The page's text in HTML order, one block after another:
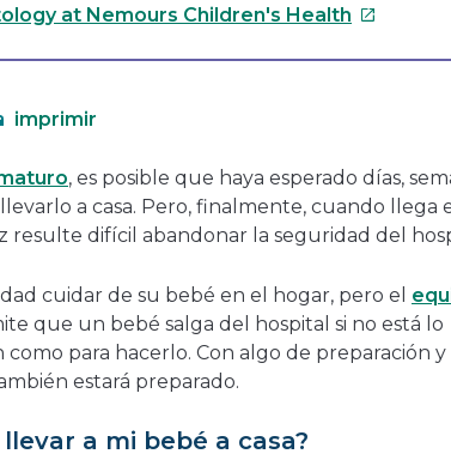
enlace
ventana
at Nemours Children's Health Este
nueva
ventana
imprimir
, es posible que haya esperado días,
a casa. Pero, finalmente, cuando llega
resulte difícil abandonar la seguridad del
cuidar de su bebé en el hogar, pero el
que un bebé salga del hospital si no está lo
para hacerlo. Con algo de preparación y
estará preparado.
a mi bebé a casa?